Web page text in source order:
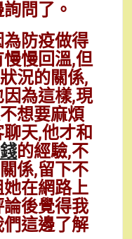
問了。
防疫做得
慢回溫,但
況的關係,
為這樣,現
想要麻煩
天,他才和
的經驗,不
係,留下不
在網路上
後覺得我
這邊了解